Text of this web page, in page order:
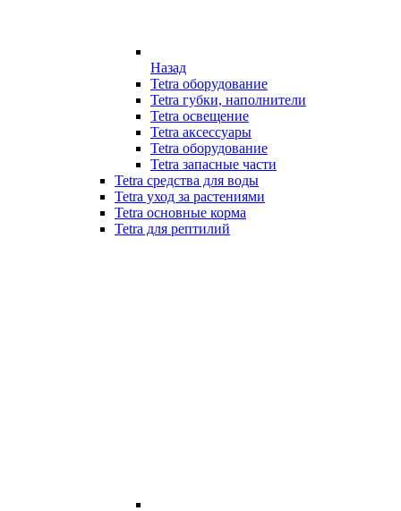
Назад
Tetra оборудование
Tetra губки, наполнители
Tetra освещение
Tetra аксессуары
Tetra оборудование
Tetra запасные части
Tetra средства для воды
Tetra уход за растениями
Tetra основные корма
Tetra для рептилий